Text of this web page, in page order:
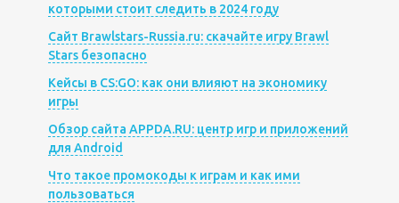
которыми стоит следить в 2024 году
Сайт Brawlstars-Russia.ru: скачайте игру Brawl
Stars безопасно
Кейсы в CS:GO: как они влияют на экономику
игры
Обзор сайта APPDA.RU: центр игр и приложений
для Android
Что такое промокоды к играм и как ими
пользоваться